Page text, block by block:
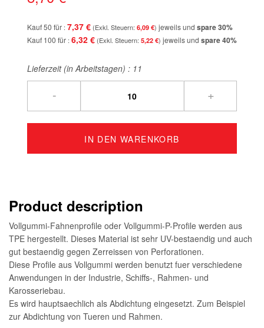
Kauf 50 für 7,37 € 6,09 € jeweils und spare30%
Kauf 100 für 6,32 € 5,22 € jeweils und spare40%
Lieferzeit (in Arbeitstagen) : 11
- +
IN DEN WARENKORB
Product description
Vollgummi-Fahnenprofile oder Vollgummi-P-Profile werden aus
TPE hergestellt. Dieses Material ist sehr UV-bestaendig und auch
gut bestaendig gegen Zerreissen von Perforationen.
Diese Profile aus Vollgummi werden benutzt fuer verschiedene
Anwendungen in der Industrie, Schiffs-, Rahmen- und
Karosseriebau.
Es wird hauptsaechlich als Abdichtung eingesetzt. Zum Beispiel
zur Abdichtung von Tueren und Rahmen.